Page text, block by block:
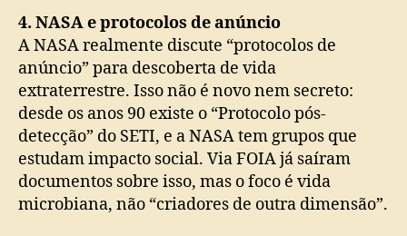
4. NASA e protocolos de anúncio
A NASA realmente discute “protocolos de
anúncio” para descoberta de vida
extraterrestre. Isso não é novo nem secreto:
desde os anos 90 existe o “Protocolo pós-
detecção” do SETI, e a NASA tem grupos que
estudam impacto social. Via FOIA já saíram
documentos sobre isso, mas o foco é vida
microbiana, não “criadores de outra dimensão”.